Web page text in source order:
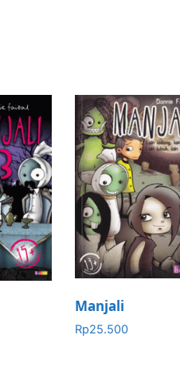
Manjali
Rp25.500